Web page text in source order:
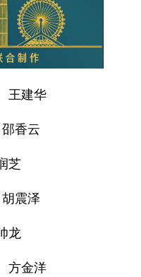
王建华
香云
芝
震泽
龙
方金洋